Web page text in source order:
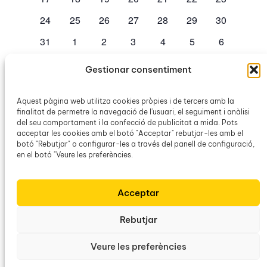
Gestionar consentiment
Aquest pàgina web utilitza cookies pròpies i de tercers amb la
finalitat de permetre la navegació de l'usuari, el seguiment i anàlisi
del seu comportament i la confecció de publicitat a mida. Pots
acceptar les cookies amb el botó "Acceptar" rebutjar-les amb el
botó "Rebutjar" o configurar-les a través del panell de configuració,
en el botó "Veure les preferències.
Acceptar
Rebutjar
Veure les preferències
0
24
0
25
0
26
0
27
0
28
0
29
0
30
0
31
0
1
0
2
0
3
0
4
0
5
0
6
Aquest mes set.
Subscriviu-vos al calendari